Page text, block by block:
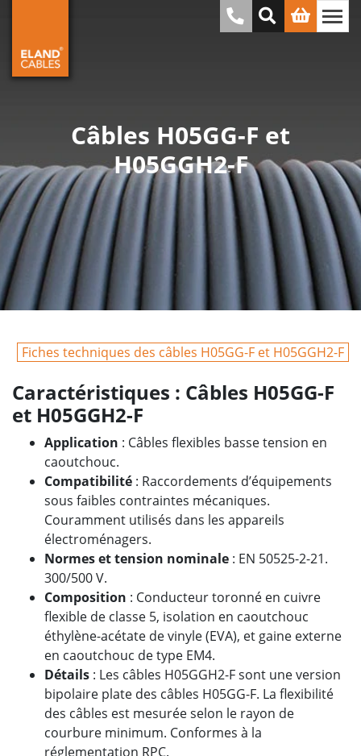
Câbles H05GG-F et
H05GGH2-F
Fiches techniques des câbles H05GG-F et H05GGH2-F
Caractéristiques : Câbles H05GG-F
et H05GGH2-F
Application : Câbles flexibles basse tension en
caoutchouc.
Compatibilité : Raccordements d’équipements
sous faibles contraintes mécaniques.
Couramment utilisés dans les appareils
électroménagers.
Normes et tension nominale : EN 50525-2-21.
300/500 V.
Composition : Conducteur toronné en cuivre
flexible de classe 5, isolation en caoutchouc
éthylène-acétate de vinyle (EVA), et gaine externe
en caoutchouc de type EM4.
Détails : Les câbles H05GGH2-F sont une version
bipolaire plate des câbles H05GG-F. La flexibilité
des câbles est mesurée selon le rayon de
courbure minimum. Conformes à la
réglementation RPC.